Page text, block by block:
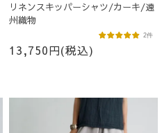
リネンスキッパーシャツ/カーキ/遠
州織物
13,750円(税込)
2件